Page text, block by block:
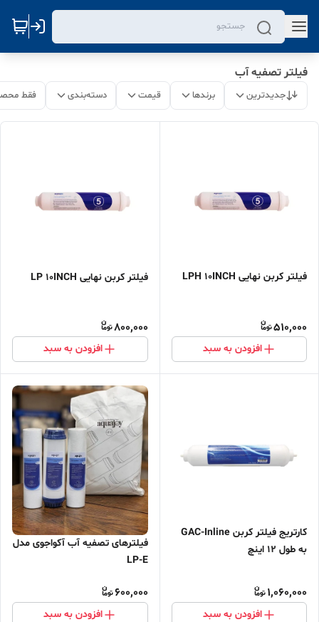
فیلتر تصفیه آب
جدیدترین برندها قیمت دسته‌بندی فقط
فیلتر کربن نهایی LPH 10INCH
510,000
افزودن به سبد
فیلتر کربن نهایی LP 10INCH
800,000
افزودن به سبد
کارتریج فیلتر کربن GAC-Inline
به طول 12 اینچ
1,060,000
افزودن به سبد
فیلترهای تصفیه آب آکواجوی مدل
LP-E
600,000
افزودن به سبد